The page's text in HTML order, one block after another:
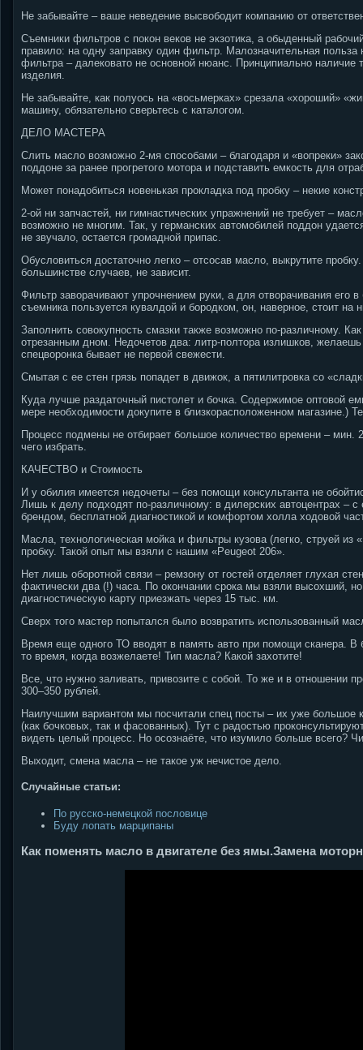
Не забывайте – ваше неведение высвободит компанию от
Съемники фильтров с покон веков не экзотика, а обыденный
правило: на одну заправку один фильтр. Малозначительная
фильтра – далековато не основной нюанс. Принципиально наличие
изделия.
Не забывайте, как полуось на «восьмерках» срезала «хороший»
машину, обязательно сверьтесь с каталогом.
ДЕЛО МАСТЕРА
Слить масло возможно 2-мя способами – благодаря и «вопреки»
поддоне за ранее прогретого мотора и подставить емкость для
Может понадобиться новенькая прокладка под пробку – некие
2-ой ни запчастей, ни гимнастических упражнений не требует –
возможно не многим. Так, у германских автомобилей поддон
не звучало, остается громадной припас.
Обусловиться достаточно легко – отсосав масло, выкрутите
большинстве случаев, не зависит.
Фильтр заворачивают упрочнением руки, а для отворачивания его
съемника пользуется кувалдой и бородком, он, наверное, стоит на
Заполнить совокупность смазки также возможно по-различному.
отрезанным дном. Недочетов два: литр-полтора излишков,
спецворонка бывает не первой свежести.
Смытая с ее стен грязь попадет в движок, а пятилитровка со
Куда лучше раздаточный пистолет и бочка. Содержимое оптовой
мере необходимости докупите в близкорасположенном магазине.)
Процесс подмены не отбирает большое количество времени –
чего избрать.
КАЧЕСТВО и Стоимость
И у обилия имеется недочеты – без помощи консультанта не
Лишь к делу подходят по-различному: в дилерских автоцентрах –
брендом, бесплатной диагностикой и комфортом холла ходовой
Масла, технологическая мойка и фильтры кузова (легко, струей
пробку. Такой опыт мы взяли с нашим «Peugeot 206».
Нет лишь оборотной связи – ремзону от гостей отделяет глухая
фактически два (!) часа. По окончании срока мы взяли высохший,
диагностическую карту приезжать через 15 тыс. км.
Сверх того мастер попытался было возвратить использованный
Время еще одного ТО вводят в память авто при помощи сканера.
то время, когда возжелаете! Тип масла? Какой захотите!
Все, что нужно заливать, привозите с собой. То же и в отношении
300–350 рублей.
Наилучшим вариантом мы посчитали спец посты – их уже большое
(как бочковых, так и фасованных). Тут с радостью
видеть целый процесс. Но осознаёте, что изумило больше всего?
Выходит, смена масла – не такое уж нечистое дело.
Случайные статьи:
По русско-немецкой пословице
Буду лопать марципаны
Как поменять масло в двигателе без ямы.Замена